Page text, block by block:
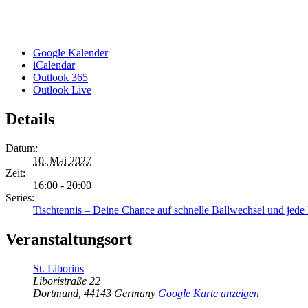
Google Kalender
iCalendar
Outlook 365
Outlook Live
Details
Datum:
10. Mai 2027
Zeit:
16:00 - 20:00
Series:
Tischtennis – Deine Chance auf schnelle Ballwechsel und jede
Veranstaltungsort
St. Liborius
Liboristraße 22
Dortmund 44143 Germany Google Karte anzeigen